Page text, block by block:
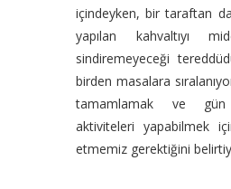
içindeyken, bir taraftan
yapılan kahvaltıyı
sindiremeyeceği
birden masalara
tamamlamak ve
aktiviteleri yapabilmek
etmemiz gerektiğini